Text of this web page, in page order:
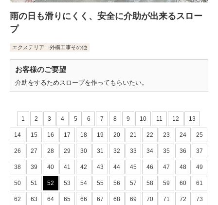
雨の日も滑りにくく、安全に介助が出来るスロー
プ
エクステリア 外構工事その他
お客様のご要望
介助をするためスロープを作ってもらいたい。
1 2 3 4 5 6 7 8 9 10 11 12 13
14 15 16 17 18 19 20 21 22 23 24 25
26 27 28 29 30 31 32 33 34 35 36 37
38 39 40 41 42 43 44 45 46 47 48 49
50 51 52 53 54 55 56 57 58 59 60 61
62 63 64 65 66 67 68 69 70 71 72 73